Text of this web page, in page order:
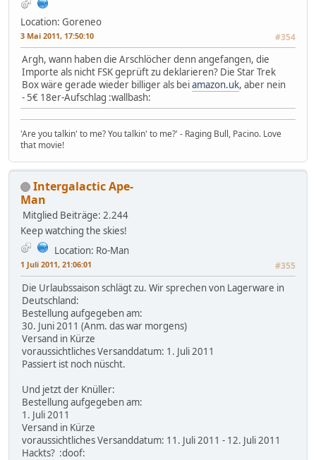
Location: Goreneo
3 Mai 2011, 17:50:10 #354
Argh, wann haben die Arschlöcher denn angefangen, die
Importe als nicht FSK geprüft zu deklarieren? Die Star Trek
Box wäre gerade wieder billiger als beiamazon.uk, aber nein
- 5€ 18er-Aufschlag :wallbash:
'Are you talkin' to me? You talkin' to me?' - Raging Bull, Pacino. Love
that movie!
Intergalactic Ape-
Man
Mitglied Beiträge: 2.244
Keep watching the skies!
Location: Ro-Man
1 Juli 2011, 21:06:01 #355
Die Urlaubssaison schlägt zu. Wir sprechen von Lagerware in
Deutschland:
Bestellung aufgegeben am:
30. Juni 2011 (Anm. das war morgens)
Versand in Kürze
voraussichtliches Versanddatum: 1. Juli 2011
Passiert ist noch nüscht.
Und jetzt der Knüller:
Bestellung aufgegeben am:
1. Juli 2011
Versand in Kürze
voraussichtliches Versanddatum: 11. Juli 2011 - 12. Juli 2011
Hackts? :doof: